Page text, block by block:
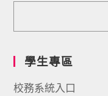
學生專區
校務系統入口